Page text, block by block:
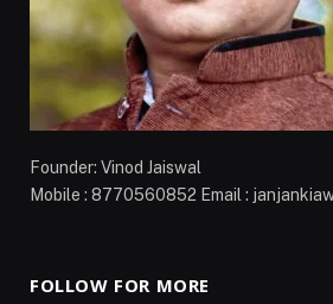
Founder: Vinod Jaiswal
Mobile : 8770560852 Email :
FOLLOW FOR MORE